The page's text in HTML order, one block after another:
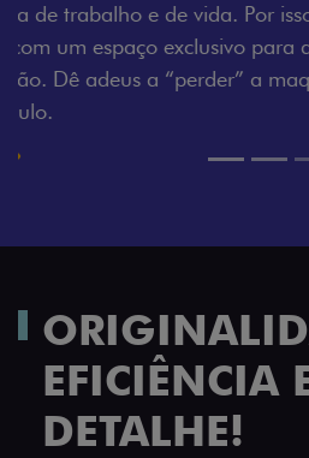
veículo também à distância,
fechadura. São detalhes
mais fluidez para o seu dia
EFICIÊNCIA
DETALHE!